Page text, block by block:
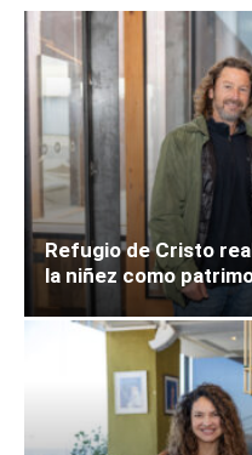
Refugio de Cristo
la niñez como